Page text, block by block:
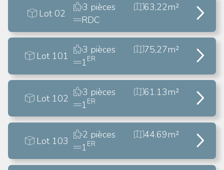
Lot 02
3 pièces
63,22m²
RDC
Lot 101
3 pièces
75,27m²
1ER
Lot 102
3 pièces
61.13m²
1ER
Lot 103
2 pièces
44.69m²
1ER